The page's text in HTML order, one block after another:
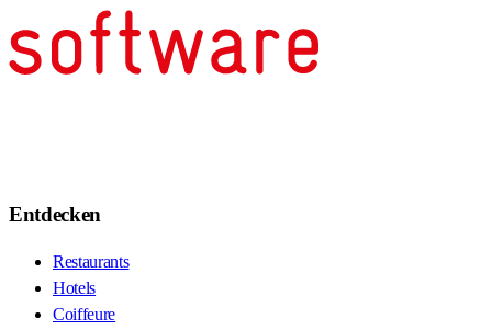
Entdecken
Restaurants
Hotels
Coiffeure